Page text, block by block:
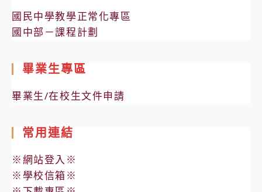
國民中學教學正常化專區
國中部－課程計劃
畢業生專區
畢業生/在校生文件申請
常用連結
※網站登入※
※學校信箱※